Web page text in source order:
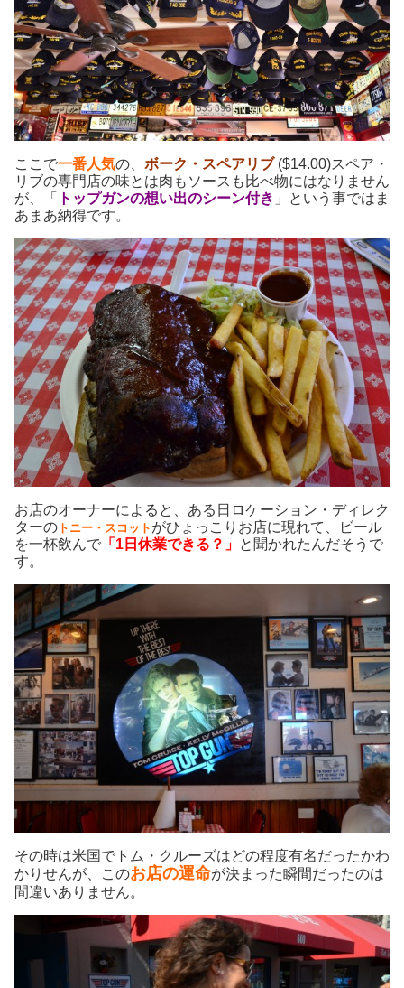
ここで一番人気の、 ボーク・スペアリブ($14.00)スペア・
リブの専門店の味とは肉もソースも比べ物にはなりません
が、「
トップガンの想い出のシーン付き 」という事ではま
あまあ納得です。
お店のオーナーによると、ある日ロケーション・ディレク
ターの トニー・スコット がひょっこりお店に現れて、ビール
を一杯飲んで 「1日休業できる？」 と聞かれたんだそうで
す。
その時は米国でトム・クルーズはどの程度有名だったかわ
かりせんが、このお店の運命が決まった瞬間だったのは
間違いありません。